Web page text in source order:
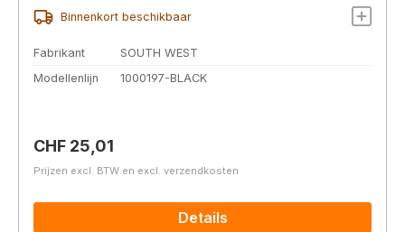
Binnenkort beschikbaar
Fabrikant
SOUTH WEST
Modellenlijn
1000197-BLACK
Normale prijs:
CHF 25,01
Prijzen excl. BTW en excl. verzendkosten
Details